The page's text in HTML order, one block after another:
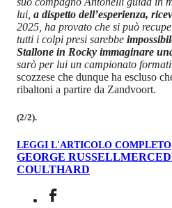
lui, a dispetto dell’esperienza,
2025, ha provato che si può
tutti i colpi presi sarebbe
Stallone in Rocky immaginare
sarò per lui un campionato
scozzese che dunque ha escluso
ribaltoni a partire da Zandvoort.
(2/2).
LEGGI L'ARTICOLO COMPLETO
GEORGE RUSSELL
COULTHARD